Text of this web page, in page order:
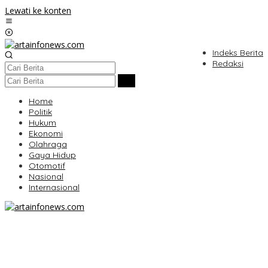
Lewati ke konten
Indeks Berita
Redaksi
Home
Politik
Hukum
Ekonomi
Olahraga
Gaya Hidup
Otomotif
Nasional
Internasional